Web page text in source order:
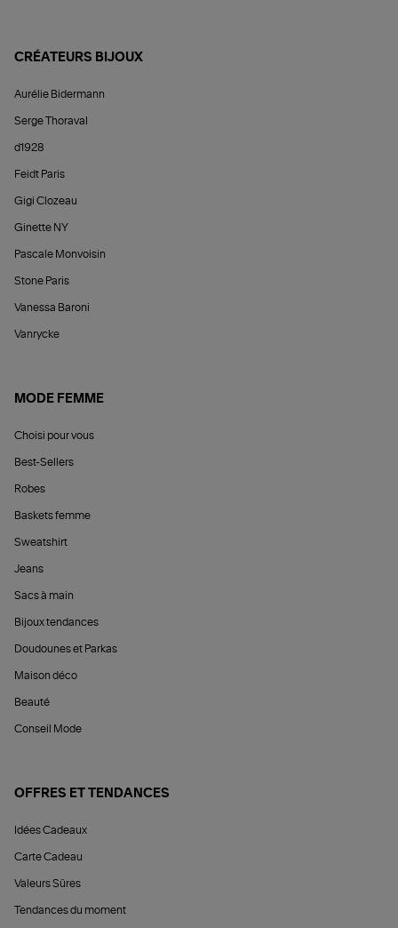
CRÉATEURS BIJOUX
Aurélie Bidermann
Serge Thoraval
d1928
Feidt Paris
Gigi Clozeau
Ginette NY
Pascale Monvoisin
Stone Paris
Vanessa Baroni
Vanrycke
MODE FEMME
Choisi pour vous
Best-Sellers
Robes
Baskets femme
Sweatshirt
Jeans
Sacs à main
Bijoux tendances
Doudounes et Parkas
Maison déco
Beauté
Conseil Mode
OFFRES ET TENDANCES
Idées Cadeaux
Carte Cadeau
Valeurs Sûres
Tendances du moment